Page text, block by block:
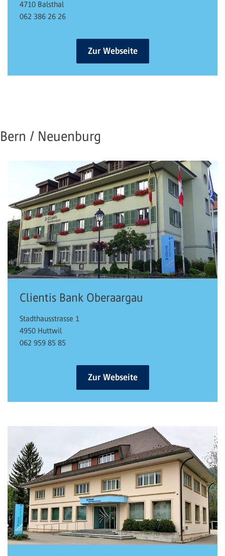
4710 Balsthal
062 386 26 26
Zur Webseite
Bern / Neuenburg
Clientis Bank Oberaargau
Stadthausstrasse 1
4950 Huttwil
062 959 85 85
Zur Webseite